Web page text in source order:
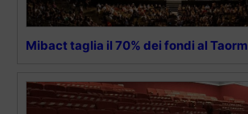
Mibact taglia il 70% dei fondi al